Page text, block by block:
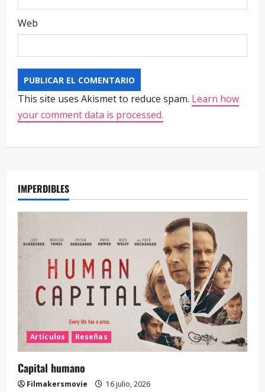
Web
This site uses Akismet to reduce spam. Learn how
your comment data is processed.
IMPERDIBLES
Artículos Reseñas
Capital humano
Filmakersmovie 16 julio, 2026